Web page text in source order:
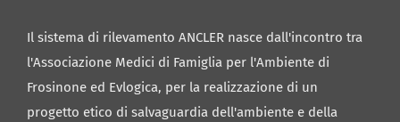
Il sistema di rilevamento ANCLER nasce dall'incontro tra
l'Associazione Medici di Famiglia per l'Ambiente di
Frosinone ed Evlogica, per la realizzazione di un
progetto etico di salvaguardia dell'ambiente e della